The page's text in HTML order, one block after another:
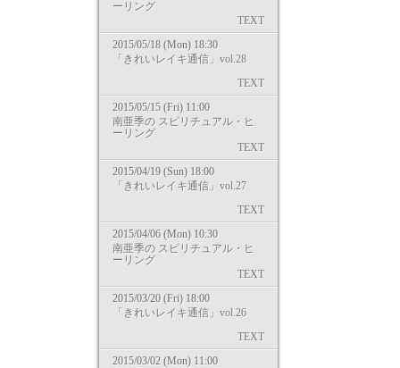
ーリング
TEXT
2015/05/18 (Mon) 18:30
「きれいレイキ通信」vol.28
TEXT
2015/05/15 (Fri) 11:00
南亜季の スピリチュアル・ヒ
ーリング
TEXT
2015/04/19 (Sun) 18:00
「きれいレイキ通信」vol.27
TEXT
2015/04/06 (Mon) 10:30
南亜季の スピリチュアル・ヒ
ーリング
TEXT
2015/03/20 (Fri) 18:00
「きれいレイキ通信」vol.26
TEXT
2015/03/02 (Mon) 11:00